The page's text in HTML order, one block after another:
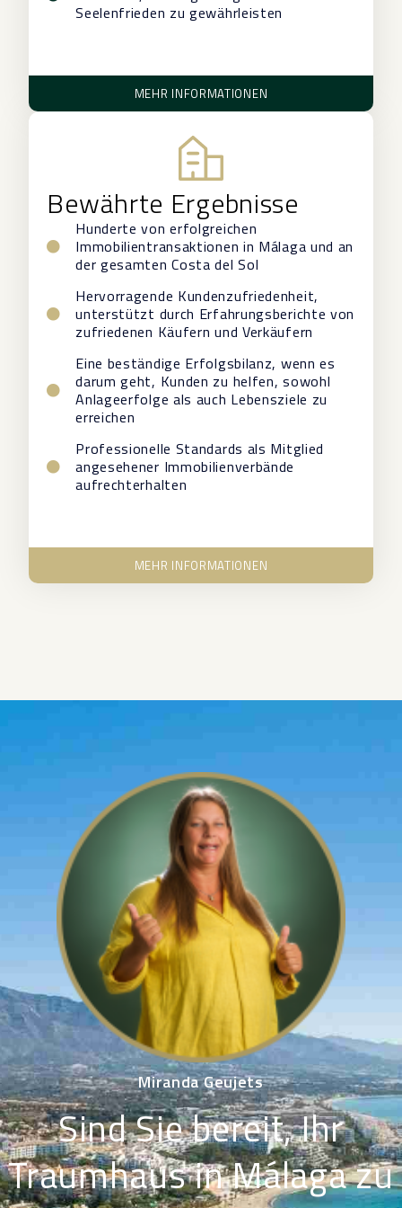
Seelenfrieden zu gewährleisten
MEHR INFORMATIONEN
Bewährte Ergebnisse
Hunderte von erfolgreichen
Immobilientransaktionen in Málaga und an
der gesamten Costa del Sol
Hervorragende Kundenzufriedenheit,
unterstützt durch Erfahrungsberichte von
zufriedenen Käufern und Verkäufern
Eine beständige Erfolgsbilanz, wenn es
darum geht, Kunden zu helfen, sowohl
Anlageerfolge als auch Lebensziele zu
erreichen
Professionelle Standards als Mitglied
angesehener Immobilienverbände
aufrechterhalten
MEHR INFORMATIONEN
Miranda Geujets
Sind Sie bereit, Ihr
Traumhaus in Málaga zu